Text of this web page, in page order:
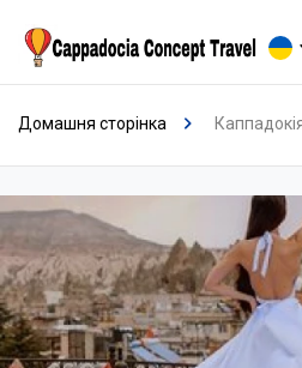
Домашня сторінка